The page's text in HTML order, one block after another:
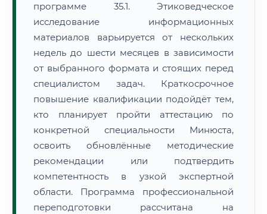
программе 35.1. Этиковедческое
исследование информационных
материалов варьируется от нескольких
недель до шести месяцев в зависимости
от выбранного формата и стоящих перед
специалистом задач. Краткосрочное
повышение квалификации подойдёт тем,
кто планирует пройти аттестацию по
конкретной специальности Минюста,
освоить обновлённые методические
рекомендации или подтвердить
компетентность в узкой экспертной
области. Программа профессиональной
переподготовки рассчитана на